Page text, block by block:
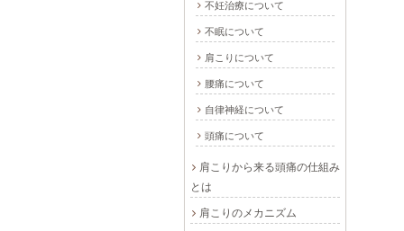
不妊治療について
不眠について
肩こりについて
腰痛について
自律神経について
頭痛について
肩こりから来る頭痛の仕組み
とは
肩こりのメカニズム